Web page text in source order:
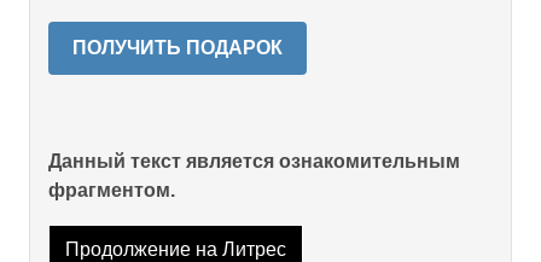
ПОЛУЧИТЬ ПОДАРОК
Данный текст является ознакомительным
фрагментом.
Продолжение на Литрес